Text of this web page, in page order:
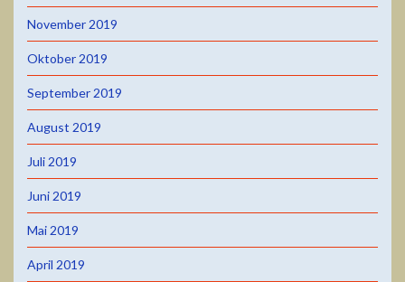
November 2019
Oktober 2019
September 2019
August 2019
Juli 2019
Juni 2019
Mai 2019
April 2019